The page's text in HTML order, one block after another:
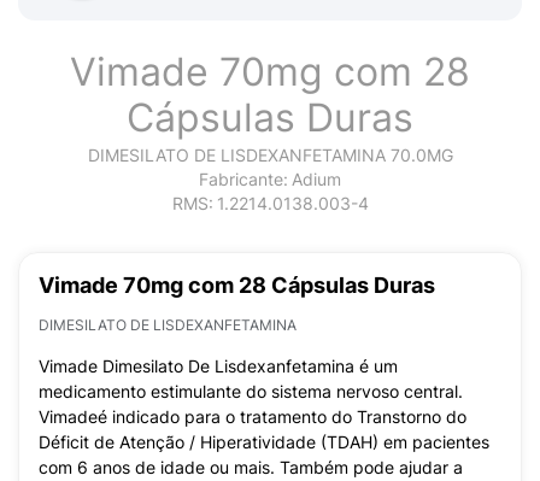
Vimade 70mg com 28
Cápsulas Duras
DIMESILATO DE LISDEXANFETAMINA 70.0MG
Fabricante: Adium
RMS: 1.2214.0138.003-4
Vimade 70mg com 28 Cápsulas Duras
DIMESILATO DE LISDEXANFETAMINA
Vimade Dimesilato De Lisdexanfetamina é um
medicamento estimulante do sistema nervoso central.
Vimadeé indicado para o tratamento do Transtorno do
Déficit de Atenção / Hiperatividade (TDAH) em pacientes
com 6 anos de idade ou mais. Também pode ajudar a